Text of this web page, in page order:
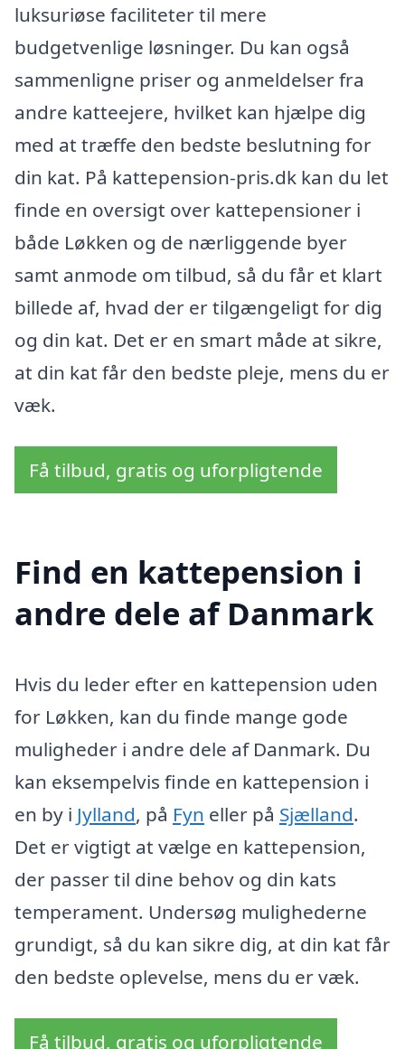
luksuriøse faciliteter til mere
budgetvenlige løsninger. Du kan også
sammenligne priser og anmeldelser fra
andre katteejere, hvilket kan hjælpe dig
med at træffe den bedste beslutning for
din kat. På kattepension-pris.dk kan du let
finde en oversigt over kattepensioner i
både Løkken og de nærliggende byer
samt anmode om tilbud, så du får et klart
billede af, hvad der er tilgængeligt for dig
og din kat. Det er en smart måde at sikre,
at din kat får den bedste pleje, mens du er
væk.
Få tilbud, gratis og uforpligtende
Find en kattepension i
andre dele af Danmark
Hvis du leder efter en kattepension uden
for Løkken, kan du finde mange gode
muligheder i andre dele af Danmark. Du
kan eksempelvis finde en kattepension i
en by i Jylland, på Fyn eller på Sjælland.
Det er vigtigt at vælge en kattepension,
der passer til dine behov og din kats
temperament. Undersøg mulighederne
grundigt, så du kan sikre dig, at din kat får
den bedste oplevelse, mens du er væk.
Få tilbud, gratis og uforpligtende